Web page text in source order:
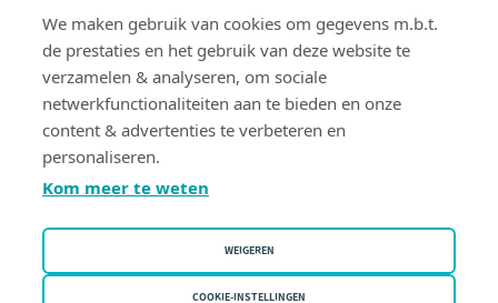
buurt.
VIND EEN NOTARIS
Gebruiksvoorwaarden
Privacy policy
We maken gebruik van cookies om gegevens m.b.t.
de prestaties en het gebruik van deze website te
verzamelen & analyseren, om sociale
netwerkfunctionaliteiten aan te bieden en onze
content & advertenties te verbeteren en
personaliseren.
Kom meer te weten
WEIGEREN
COOKIE-INSTELLINGEN